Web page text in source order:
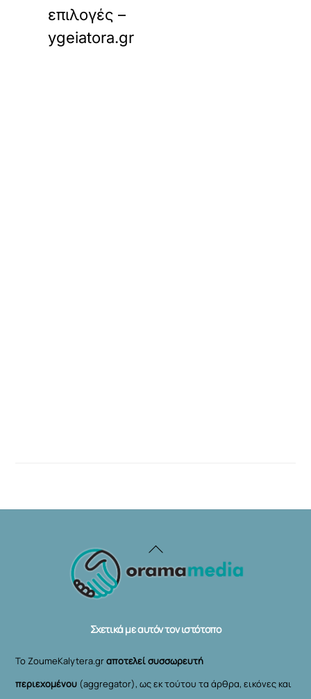
επιλογές –
ygeiatora.gr
Back
To
Σχετικά με αυτόν τον ιστότοπο
Το ZoumeKalytera.grαποτελεί συσσωρευτή
περιεχομένου (aggregator), ως εκ τούτου τα άρθρα, εικόνες και